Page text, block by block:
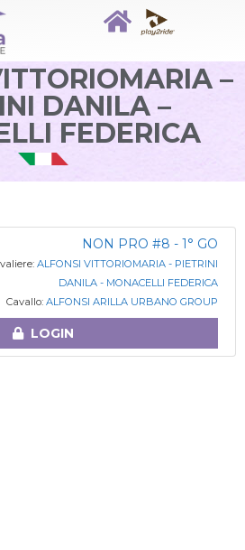
–
DANILA –
FEDERICA
NON PRO #8 - 1° GO
ALFONSI VITTORIOMARIA - PIETRINI
DANILA - MONACELLI FEDERICA
Cavallo: ALFONSI ARILLA URBANO GROUP
LOGIN